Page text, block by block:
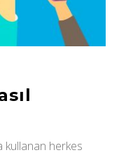
kullanan herkes